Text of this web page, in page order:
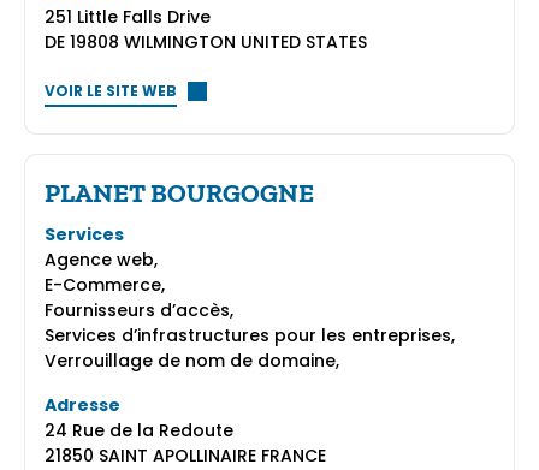
251 Little Falls Drive
DE 19808 WILMINGTON UNITED STATES
VOIR LE SITE WEB
PLANET BOURGOGNE
Services
Agence web,
E-Commerce,
Fournisseurs d’accès,
Services d’infrastructures pour les entreprises,
Verrouillage de nom de domaine,
Adresse
24 Rue de la Redoute
21850 SAINT APOLLINAIRE FRANCE